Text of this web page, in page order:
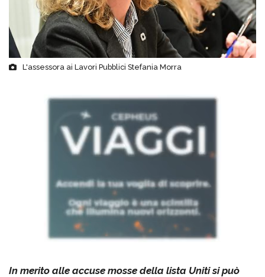
L'assessora ai Lavori Pubblici Stefania Morra
In merito alle accuse mosse della lista Uniti si può